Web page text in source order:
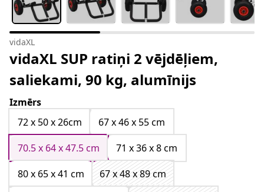
vidaXL
vidaXL SUP ratiņi 2 vējdēļiem,
saliekami, 90 kg, alumīnijs
Izmērs
72 x 50 x 26cm
67 x 46 x 55 cm
70.5 x 64 x 47.5 cm
71 x 36 x 8 cm
80 x 65 x 41 cm
67 x 48 x 89 cm